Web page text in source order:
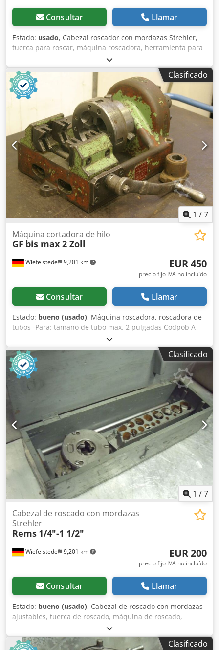
Consultar Llamar
Estado: usado, Cabezal roscador con mordazas Strehler,
tuerca para roscar, máquina roscadora, herramienta para
roscar tubos, cabezal de corte Crodpfsfwx U Sjx Ak Asf -
Cabezal roscador: para roscas de tubos -Dimensiones: ver
imágenes -Precio: por unidad -Cantidad: 4 unidades -
Dimensiones: 340/250/A60 mm -Peso: 6 kg/unidad
Clasificado
1 /7
Wiefelstede 9,201 km
Máquina cortadora de hilo
GF bis max 2 Zoll
EUR 450
precio fijo IVA no incluído
Consultar Llamar
Estado: bueno (usado), Máquina roscadora, roscadora de
tubos -Para: tamaño de tubo máx. 2 pulgadas Codpob A
Iyajfx Ak Asrf -Mordazas de roscado: 1 pulgada -
Accionamiento: mediante 3 engranajes -Dimensiones:
550/360/A240 mm -Peso: 55 kg
Clasificado
1 /7
Wiefelstede 9,201 km
Cabezal de roscado con mordazas
Strehler
Rems 1/4"-1 1/2"
EUR 200
precio fijo IVA no incluído
Consultar Llamar
Estado: bueno (usado), Cabezal de roscado con mordazas
ajustables, tuerca de roscado, máquina de roscado,
herramienta de roscado para tubos -Roscas en pulgadas:
1/4"-1 1/2" Cedpfx Aob A Racok Aerf -Peso: 14,5 kg
Clasificado